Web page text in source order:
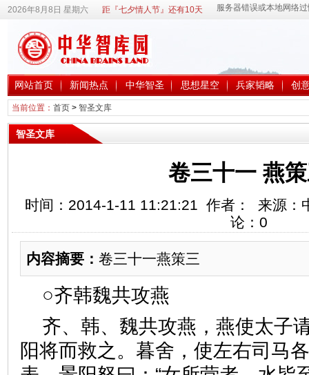
2026年8月8日 星期六 距『七夕情人节』还有10天
网站首页 新闻热点 中华智圣 思想星空 兵家韬略 创
当前位置： 首页> 智圣文库
智圣文库
卷三十一 燕
时间：2014-1-11 11:21:21 作者： 来源：
论： 0
内容摘要： 卷三十一燕策三
○齐韩魏共攻燕
齐、韩、魏共攻燕，燕使太子
阳将而救之。暮舍，使左右司马